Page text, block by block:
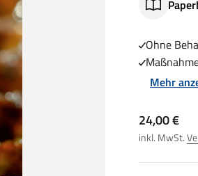
Ohne
Mehr
Angebot
24,00 €
inkl. MwSt.